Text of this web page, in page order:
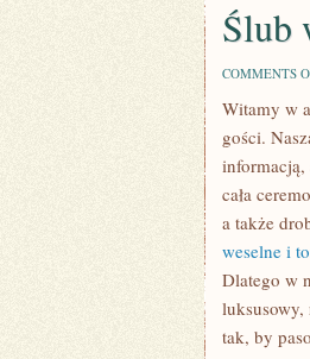
Ślub
COMMENTS
Witamy w
gości.
cała
a także
weselne i
Dlatego w
luksusowy,
tak, by